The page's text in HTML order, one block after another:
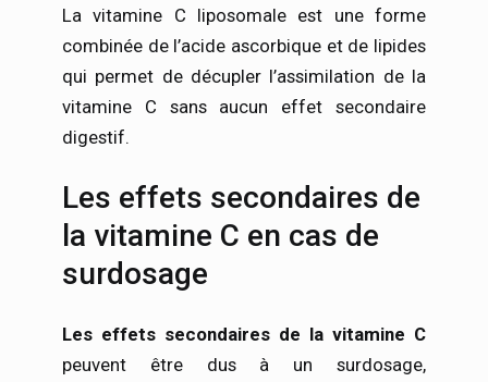
La vitamine C liposomale est une forme
combinée de l’acide ascorbique et de lipides
qui permet de décupler l’assimilation de la
vitamine C sans aucun effet secondaire
digestif.
Les effets secondaires de
la vitamine C en cas de
surdosage
Les effets secondaires de la vitamine C
peuvent être dus à un surdosage,